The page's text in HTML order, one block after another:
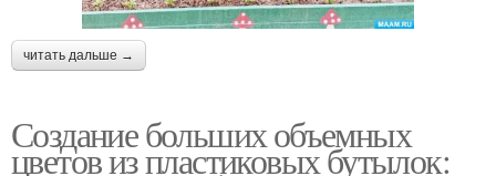
читать дальше →
Создание больших объемных
цветов из пластиковых бутылок: